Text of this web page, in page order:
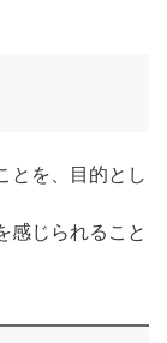
とを、目的とし
感じられること